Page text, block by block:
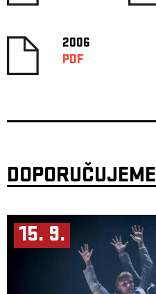
2006
PDF
DOPORUČUJEME
15. 9.